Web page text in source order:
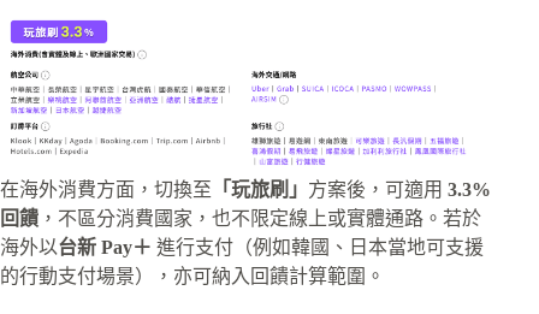
在海外消費方面，切換至 「玩旅刷」 方案後，可適用 3.3%
回饋 ，不區分消費國家，也不限定線上或實體通路。若於
海外以台新 Pay＋ 進行支付（例如韓國、日本當地可支援
的行動支付場景），亦可納入回饋計算範圍。